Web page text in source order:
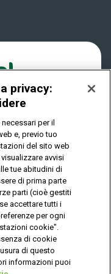
PUÒ CAUSARE
02433760135
Mappa
del
sito
privacy:
per il
e, previo tuo
del sito web
avvisi
tue abitudini di
di prima parte
parti (cioè gestiti
accettare tutti i
per ogni
cookie".
di cookie
di questo
informazioni puoi